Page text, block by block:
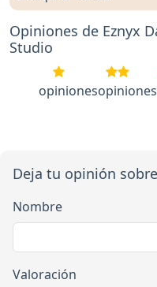
Opiniones de Eznyx
Studio
opinionesopiniones
Deja tu opinión
Nombre
Valoración